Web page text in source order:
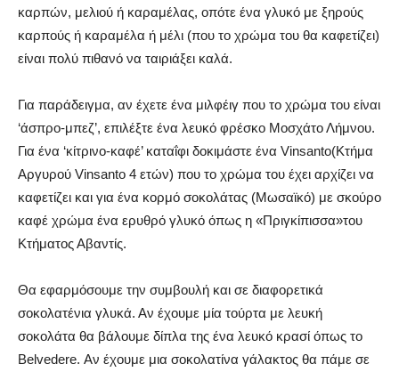
καρπών, μελιού ή καραμέλας, οπότε ένα γλυκό με ξηρούς
καρπούς ή καραμέλα ή μέλι (που το χρώμα του θα καφετίζει)
είναι πολύ πιθανό να ταιριάξει καλά.
Για παράδειγμα, αν έχετε ένα μιλφέιγ που το χρώμα του είναι
‘άσπρο-μπεζ’, επιλέξτε ένα λευκό φρέσκο Μοσχάτο Λήμνου.
Για ένα ‘κίτρινο-καφέ’ καταΐφι δοκιμάστε ένα Vinsanto(Κτήμα
Αργυρού Vinsanto 4 ετών) που το χρώμα του έχει αρχίζει να
καφετίζει και για ένα κορμό σοκολάτας (Μωσαϊκό) με σκούρο
καφέ χρώμα ένα ερυθρό γλυκό όπως η «Πριγκίπισσα»του
Κτήματος Αβαντίς.
Θα εφαρμόσουμε την συμβουλή και σε διαφορετικά
σοκολατένια γλυκά. Αν έχουμε μία τούρτα με λευκή
σοκολάτα θα βάλουμε δίπλα της ένα λευκό κρασί όπως το
Belvedere. Αν έχουμε μια σοκολατίνα γάλακτος θα πάμε σε